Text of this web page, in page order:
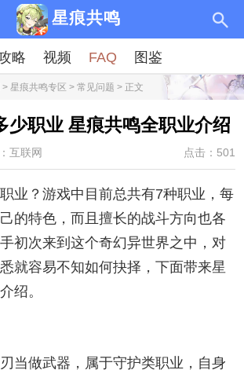
星痕共鸣
略 视频 FAQ 图鉴
> 星痕共鸣专区 > 常见问题 > 正文
少职业 星痕共鸣全职业介绍
互联网 点击：501
业？游戏中目前总共有7种职业，每
的特色，而且擅长的战斗方向也各
初次来到这个奇幻异世界之中，对
就容易不知如何抉择，下面带来星
绍。
当做武器，属于守护类职业，自身